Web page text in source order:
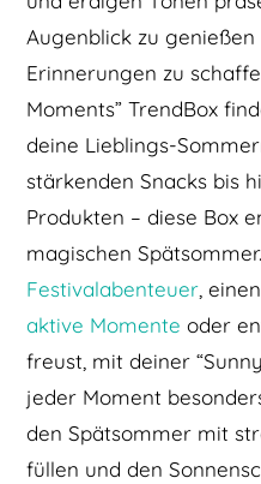
Augenblick zu
Erinnerungen zu
Moments” TrendBox
deine Lieblings-
stärkenden Snacks bis
Produkten – diese Box
magischen
Festivalabenteuer,
aktive Momente oder
freust, mit deiner
jeder Moment
den Spätsommer mit
füllen und den